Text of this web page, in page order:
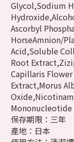
Glycol,Sodium
Ascorbyl
HorseAmnion/
Acid,Soluble
Root
Capillaris
Extract,Morus
保存期限：三年
產地：日本